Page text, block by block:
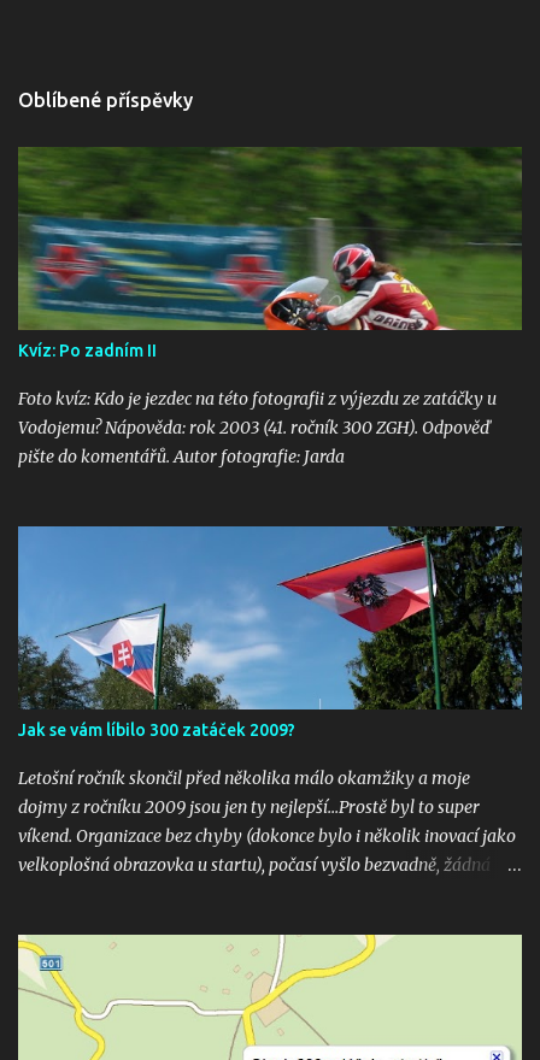
Oblíbené příspěvky
Kvíz: Po zadním II
Foto kvíz: Kdo je jezdec na této fotografii z výjezdu ze zatáčky u
Vodojemu? Nápověda: rok 2003 (41. ročník 300 ZGH). Odpověď
pište do komentářů. Autor fotografie: Jarda
Jak se vám líbilo 300 zatáček 2009?
Letošní ročník skončil před několika málo okamžiky a moje
dojmy z ročníku 2009 jsou jen ty nejlepší...Prostě byl to super
víkend. Organizace bez chyby (dokonce bylo i několik inovací jako
velkoplošná obrazovka u startu), počasí vyšlo bezvadně, žádná
email 300zatacek@gmail.com a podělte se s ostatními, budou
uveřejněny na těchto stránkých. Dík. A jak se líbily Zatáčky vám?
Pište do komentářů...